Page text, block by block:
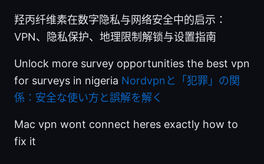
羟丙纤维素在数字隐私与网络安全中的启示：
VPN、隐私保护、地理限制解锁与设置指南
Unlock more survey opportunities the best vpn
for surveys in nigeria Nordvpnと「犯罪」の関
係：安全な使い方と誤解を解く
Mac vpn wont connect heres exactly how to
fix it